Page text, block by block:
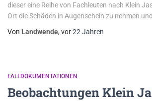
dieser eine Reihe von Fachleuten nach Klein
Ort die Schäden in Augenschein zu nehmen
Von Landwende, vor22 Jahren
FALLDOKUMENTATIONEN
Beobachtungen Klein